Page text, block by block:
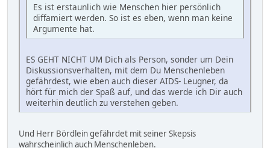
Es ist erstaunlich wie Menschen hier persönlich
diffamiert werden. So ist es eben, wenn man keine
Argumente hat.
ES GEHT NICHT UM Dich als Person, sonder um Dein
Diskussionsverhalten, mit dem Du Menschenleben
gefährdest, wie eben auch dieser AIDS- Leugner, da
hört für mich der Spaß auf, und das werde ich Dir auch
weiterhin deutlich zu verstehen geben.
Und Herr Bördlein gefährdet mit seiner Skepsis
wahrscheinlich auch Menschenleben.